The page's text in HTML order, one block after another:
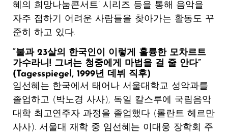
혜의 희망나눔콘서트’ 시리즈 등을 통해 음악을
자주 접하기 어려운 사람들을 찾아가는 활동도 꾸
준히 하고 있다.
“불과 23살의 한국인이 이렇게 훌륭한 모차르트
가수라니! 그녀는 청중에게 마법을 걸 줄 안다”
(Tagesspiegel, 1999년 데뷔 직후)
임선혜는 한국에서 태어나 서울대학교 성악과를
졸업하고 (박노경 사사), 독일 칼스루에 국립음악
대학 최고연주자 과정을 졸업했다 (롤란트 헤르만
사사). 서울대 재학 중 임선혜는 이대웅 장학회 주